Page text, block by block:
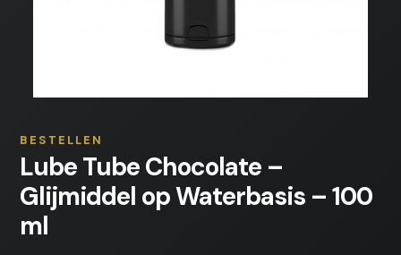
BESTELLEN
Lube Tube Chocolate –
Glijmiddel op Waterbasis – 100
ml